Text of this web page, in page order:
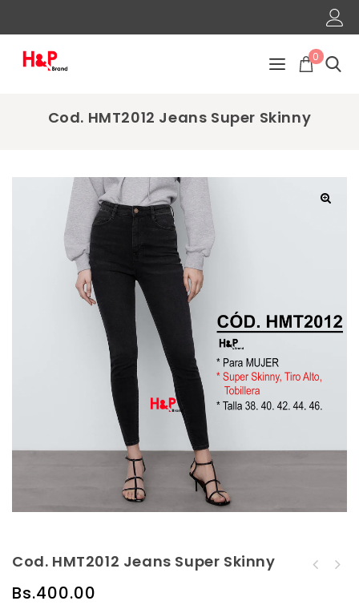
0
Cod. HMT2012 Jeans Super Skinny
Cod. HMT2012 Jeans Super Skinny
Bs.400.00